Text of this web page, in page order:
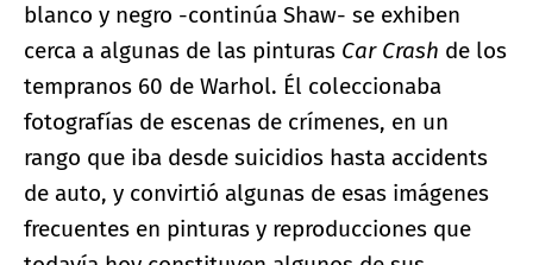
blanco y negro -continúa Shaw- se exhiben
cerca a algunas de las pinturas Car Crash de los
tempranos 60 de Warhol. Él coleccionaba
fotografías de escenas de crímenes, en un
rango que iba desde suicidios hasta accidents
de auto, y convirtió algunas de esas imágenes
frecuentes en pinturas y reproducciones que